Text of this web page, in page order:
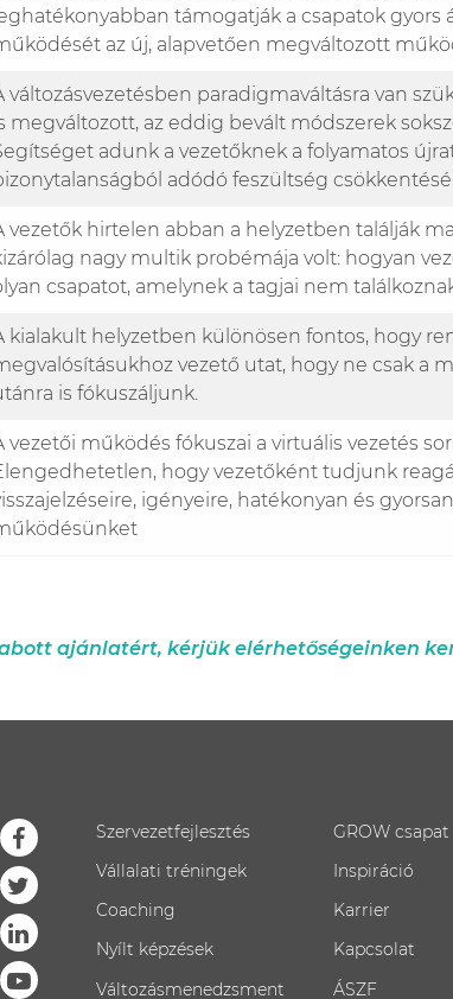
támogatják a csapatok gyors
az új, alapvetően megváltozott
változásvezetésben paradigmaváltásra van
megváltozott, az eddig bevált módszerek
adunk a vezetőknek a folyamatos
adódó feszültség
vezetők hirtelen abban a helyzetben találják
nagy multik probémája volt: hogyan
csapatot, amelynek a tagjai nem
kialakult helyzetben különösen fontos, hogy
vezető utat, hogy ne csak a
is fókuszáljunk.
vezetői működés fókuszai a virtuális vezetés
hogy vezetőként tudjunk
igényeire, hatékonyan és
ajánlatért, kérjük elérhetőségeinken
Szervezetfejlesztés
Vállalati tréningek
Coaching
Nyílt képzések
Változásmenedzsment
GROW csapat
Inspiráció
Karrier
Kapcsolat
ÁSZF